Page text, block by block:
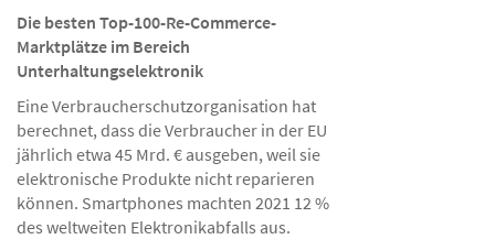
Die besten Top-100-Re-Commerce-
Marktplätze im Bereich
Unterhaltungselektronik
Eine Verbraucherschutzorganisation hat
berechnet, dass die Verbraucher in der EU
jährlich etwa 45 Mrd. € ausgeben, weil sie
elektronische Produkte nicht reparieren
können. Smartphones machten 2021 12 %
des weltweiten Elektronikabfalls aus.